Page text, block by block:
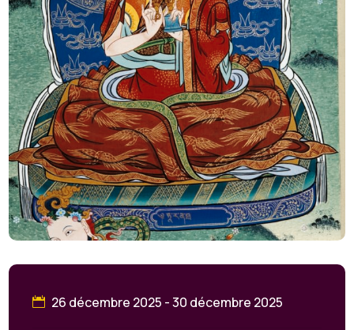
26 décembre 2025 - 30 décembre 2025